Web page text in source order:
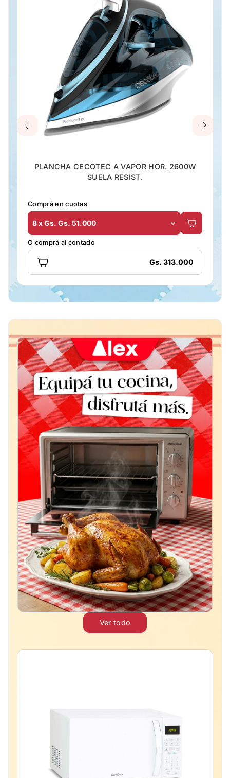
PLANCHA CECOTEC A VAPOR HOR. 2600W
SUELA RESIST.
Comprá en cuotas
8 x Gs. Gs. 51.000
O comprá al contado
Gs. 313.000
Ver todo